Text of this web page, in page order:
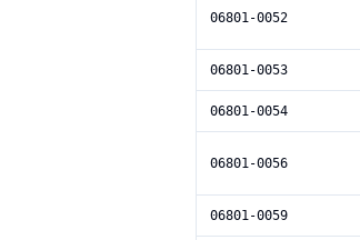
06801-0052
06801-0053
06801-0054
06801-0056
06801-0059